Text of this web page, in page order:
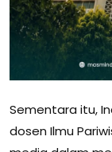
Sementara itu,
dosen Ilmu